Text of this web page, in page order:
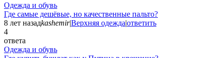
Одежда и обувь
Где самые дешёвые, но качественные пальто?
8 лет назадkashemir|Верхняя одежда|ответить
4
ответа
Одежда и обувь